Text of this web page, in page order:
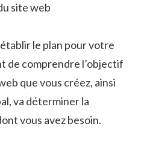
site web
le plan pour votre
de comprendre l’objectif
que vous créez, ainsi
va déterminer la
vous avez besoin.